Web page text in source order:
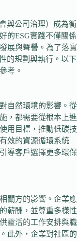
與公司治理）成為衡
的ESG實踐不僅關係
展與聲譽。為了落實
的規劃與執行。以下
考。
自然環境的影響。從
，都需要從根本上進
用目標，推動低碳技
效的資源循環系統
導客戶選擇更多環保
關方的影響。企業應
薪酬，並尊重多樣性
靈活的工作安排與職
此外，企業對社區的